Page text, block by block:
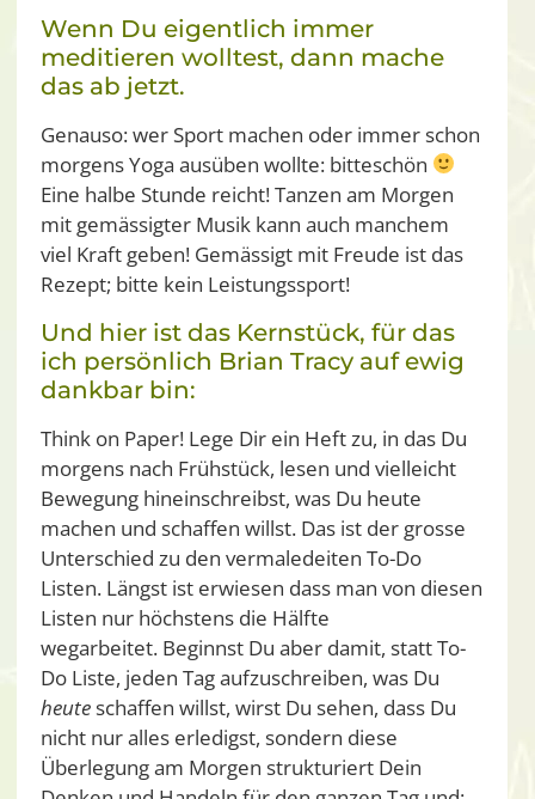
Wenn Du eigentlich immer
meditieren wolltest, dann mache
das ab jetzt.
Genauso: wer Sport machen oder immer schon
morgens Yoga ausüben wollte: bitteschön
Eine halbe Stunde reicht! Tanzen am Morgen
mit gemässigter Musik kann auch manchem
viel Kraft geben! Gemässigt mit Freude ist das
Rezept; bitte kein Leistungssport!
Und hier ist das Kernstück, für das
ich persönlich Brian Tracy auf ewig
dankbar bin:
Think on Paper! Lege Dir ein Heft zu, in das Du
morgens nach Frühstück, lesen und vielleicht
Bewegung hineinschreibst, was Du heute
machen und schaffen willst. Das ist der grosse
Unterschied zu den vermaledeiten To-Do
Listen. Längst ist erwiesen dass man von diesen
Listen nur höchstens die Hälfte
wegarbeitet. Beginnst Du aber damit, statt To-
Do Liste, jeden Tag aufzuschreiben, was Du
heuteschaffen willst, wirst Du sehen, dass Du
nicht nur alles erledigst, sondern diese
Überlegung am Morgen strukturiert Dein